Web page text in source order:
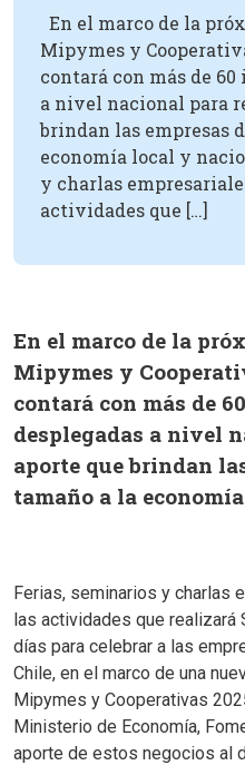
En el marco de la
Mipymes y
contará con más de
a nivel nacional para
brindan las empresas
economía local y
y charlas
actividades que […]
En el marco de la
Mipymes y
contará con más de
desplegadas a nivel
aporte que brindan
tamaño a la
Ferias, seminarios y charlas
las actividades que
días para celebrar a las
Chile, en el marco de una
Mipymes y Cooperativas
Ministerio de Economía,
aporte de estos negocios al